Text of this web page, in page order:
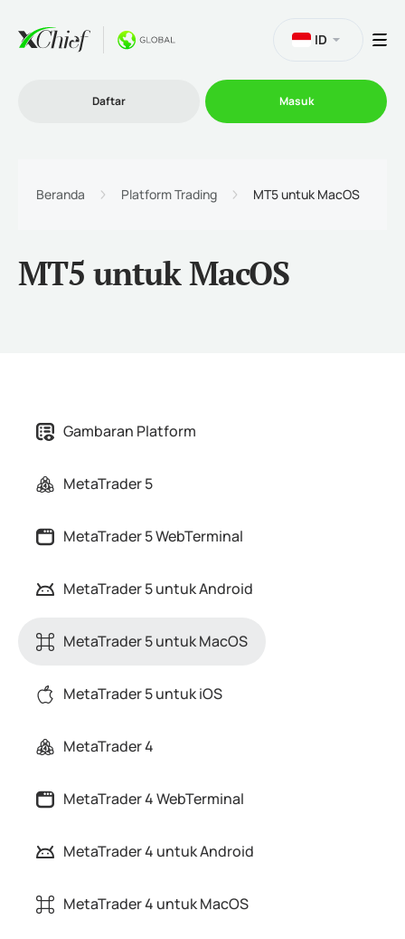
Promosi
ID
Daftar Masuk
Beranda Platform Trading MT5 untuk MacOS
MT5 untuk MacOS
Gambaran Platform
MetaTrader 5
MetaTrader 5 WebTerminal
MetaTrader 5 untuk Android
MetaTrader 5 untuk MacOS
MetaTrader 5 untuk iOS
MetaTrader 4
MetaTrader 4 WebTerminal
MetaTrader 4 untuk Android
MetaTrader 4 untuk MacOS